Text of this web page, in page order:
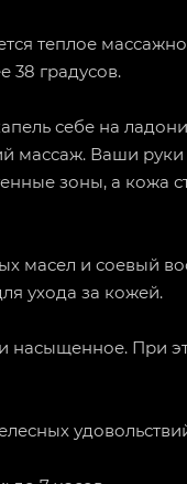
теплое
38 градусов.
себе на
массаж. Ваши
зоны, а кожа
масел и соевый
ухода за кожей.
насыщенное. При